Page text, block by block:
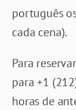
português
cada cena).
Para
para +1
horas de